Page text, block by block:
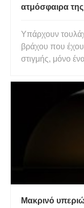
ατμόσφαιρα
Υπάρχουν
βράχου που
στιγμής, μόνο
που επέστρεψαν
επιστήμονες
Μακρινό